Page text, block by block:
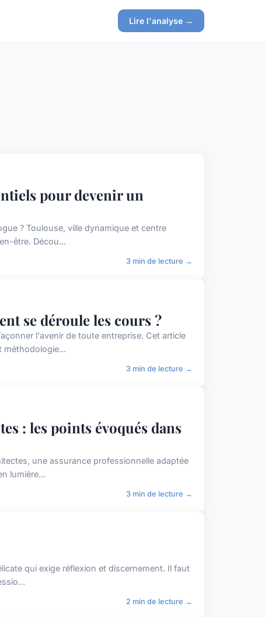
Lire l'analyse →
pour devenir un
? Toulouse, ville dynamique et centre
être. Décou...
3 min de lecture →
se déroule les cours ?
l'avenir de toute entreprise. Cet article
méthodologie...
3 min de lecture →
: les points évoqués dans
une assurance professionnelle adaptée
lumière...
3 min de lecture →
qui exige réflexion et discernement. Il faut
2 min de lecture →